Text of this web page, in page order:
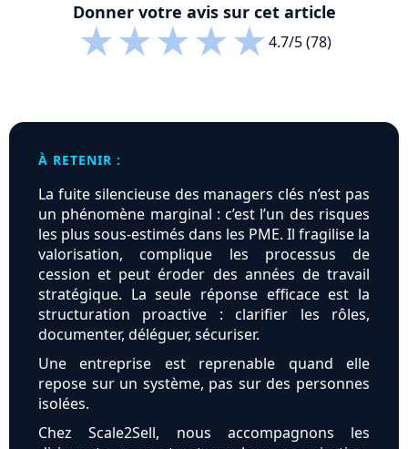
Donner votre avis sur cet article
★★★★★4.7/5 (78)
À RETENIR :
La fuite silencieuse des managers clés n’est pas
un phénomène marginal : c’est l’un des risques
les plus sous-estimés dans les PME. Il fragilise la
valorisation, complique les processus de
cession et peut éroder des années de travail
stratégique. La seule réponse efficace est la
structuration proactive : clarifier les rôles,
documenter, déléguer, sécuriser.
Une entreprise est reprenable quand elle
repose sur un système, pas sur des personnes
isolées.
Chez Scale2Sell, nous accompagnons les